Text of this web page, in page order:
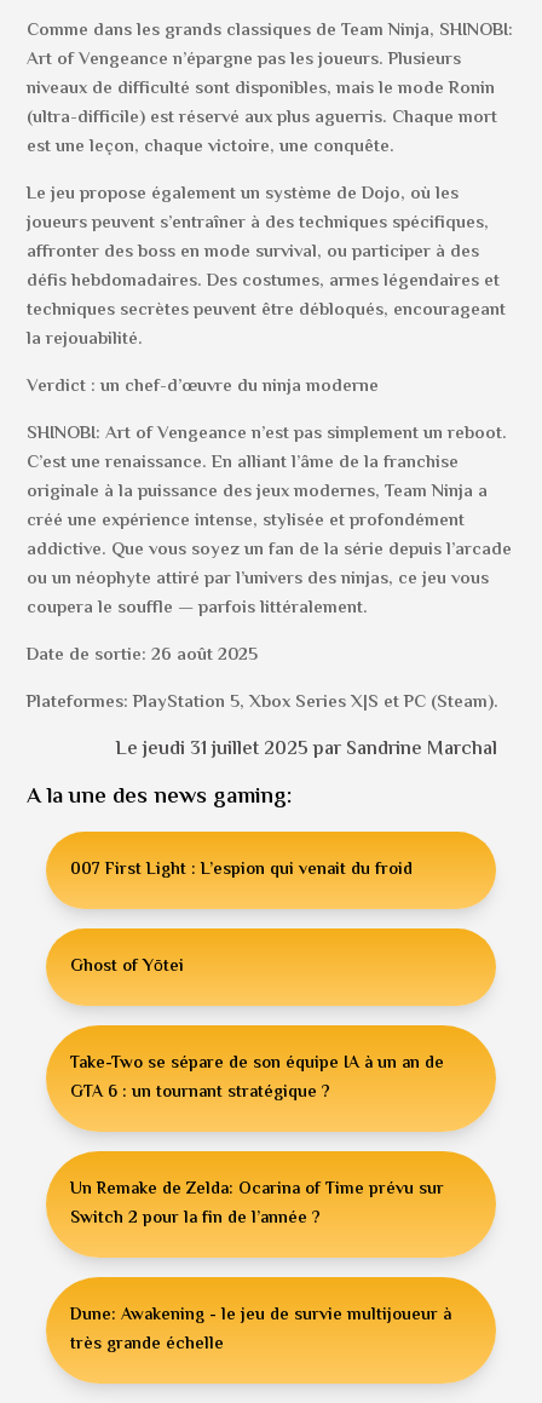
Comme dans les grands classiques de Team Ninja, SHINOBI:
Art of Vengeance n’épargne pas les joueurs. Plusieurs
niveaux de difficulté sont disponibles, mais le mode Ronin
(ultra-difficile) est réservé aux plus aguerris. Chaque mort
est une leçon, chaque victoire, une conquête.
Le jeu propose également un système de Dojo, où les
joueurs peuvent s’entraîner à des techniques spécifiques,
affronter des boss en mode survival, ou participer à des
défis hebdomadaires. Des costumes, armes légendaires et
techniques secrètes peuvent être débloqués, encourageant
la rejouabilité.
Verdict : un chef-d’œuvre du ninja moderne
SHINOBI: Art of Vengeance n’est pas simplement un reboot.
C’est une renaissance. En alliant l’âme de la franchise
originale à la puissance des jeux modernes, Team Ninja a
créé une expérience intense, stylisée et profondément
addictive. Que vous soyez un fan de la série depuis l’arcade
ou un néophyte attiré par l’univers des ninjas, ce jeu vous
coupera le souffle — parfois littéralement.
Date de sortie: 26 août 2025
Plateformes: PlayStation 5, Xbox Series X|S et PC (Steam).
Le jeudi 31 juillet 2025 par Sandrine Marchal
A la une des news gaming:
007 First Light : L’espion qui venait du froid
Ghost of Yōtei
Take-Two se sépare de son équipe IA à un an de
GTA 6 : un tournant stratégique ?
Un Remake de Zelda: Ocarina of Time prévu sur
Switch 2 pour la fin de l’année ?
Dune: Awakening - le jeu de survie multijoueur à
très grande échelle